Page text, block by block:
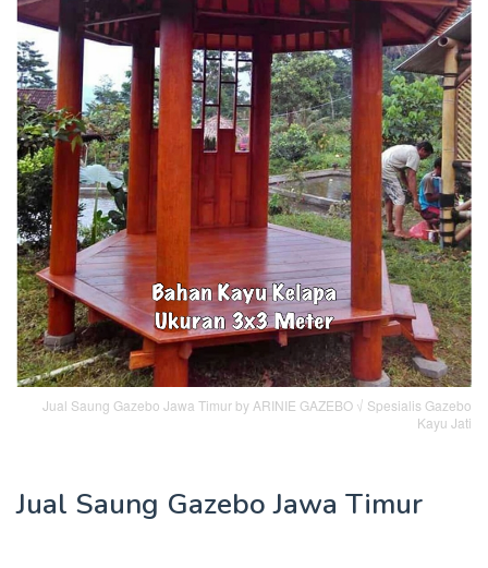
Jual Saung Gazebo Jawa Timur by ARINIE GAZEBO √ Spesialis Gazebo
Kayu Jati
Jual Saung Gazebo Jawa Timur